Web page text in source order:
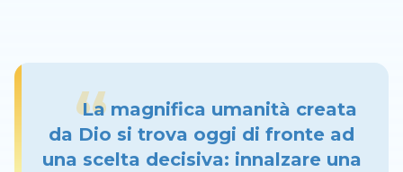
La magnifica umanità creata
da Dio si trova oggi di fronte ad
una scelta decisiva: innalzare una